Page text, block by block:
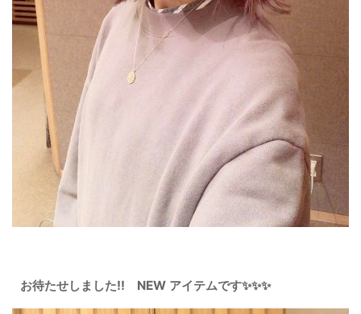
お待たせしました‼️ NEW アイテムです✨✨✨